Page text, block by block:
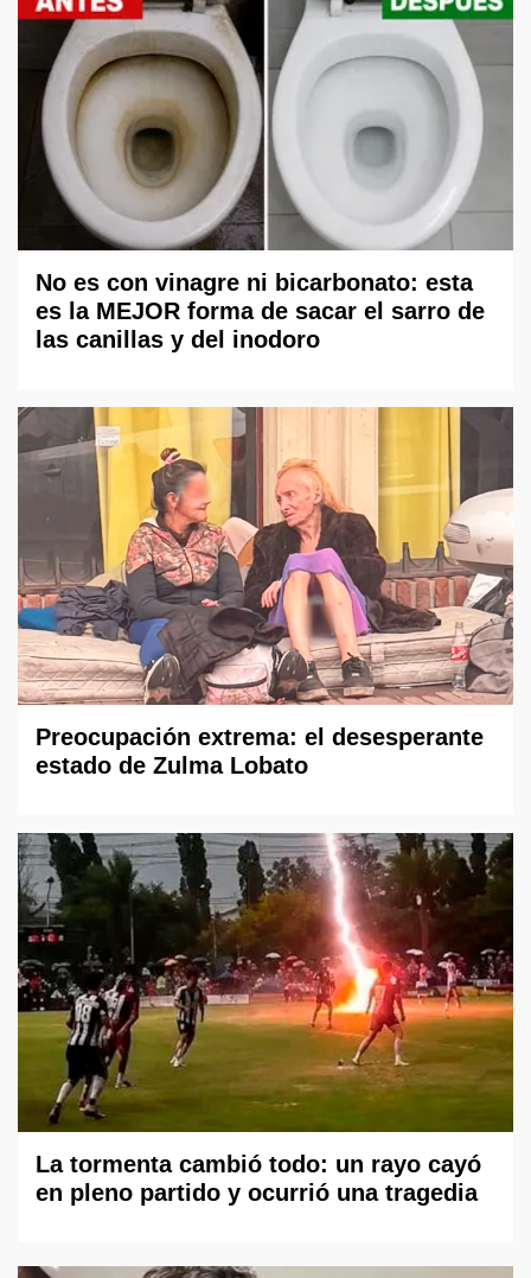
No es con vinagre ni bicarbonato: esta
es la MEJOR forma de sacar el sarro de
las canillas y del inodoro
Preocupación extrema: el desesperante
estado de Zulma Lobato
La tormenta cambió todo: un rayo cayó
en pleno partido y ocurrió una tragedia